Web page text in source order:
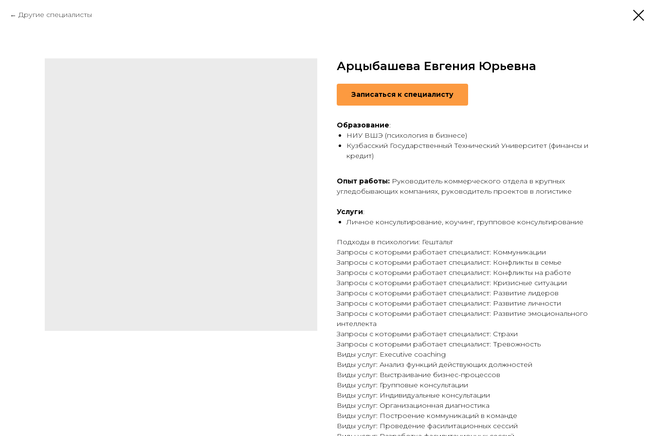
Другие специалисты
Арцыбашева Евгения Юрьевна
Записаться к специалисту
Образование:
НИУ ВШЭ (психология в бизнесе)
Кузбасский Государственный Технический Университет (финансы и
кредит)
Опыт работы: Руководитель коммерческого отдела в крупных
угледобывающих компаниях, руководитель проектов в логистике
Услуги:
Личное консультирование, коучинг, групповое консультирование
Подходы в психологии: Гештальт
Запросы с которыми работает специалист: Коммуникации
Запросы с которыми работает специалист: Конфликты в семье
Запросы с которыми работает специалист: Конфликты на работе
Запросы с которыми работает специалист: Кризисные ситуации
Запросы с которыми работает специалист: Развитие лидеров
Запросы с которыми работает специалист: Развитие личности
Запросы с которыми работает специалист: Развитие эмоционального
интеллекта
Запросы с которыми работает специалист: Страхи
Запросы с которыми работает специалист: Тревожность
Виды услуг: Executive coaching
Виды услуг: Анализ функций действующих должностей
Виды услуг: Выстраивание бизнес-процессов
Виды услуг: Групповые консультации
Виды услуг: Индивидуальные консультации
Виды услуг: Организационная диагностика
Виды услуг: Построение коммуникаций в команде
Виды услуг: Проведение фасилитационных сессий